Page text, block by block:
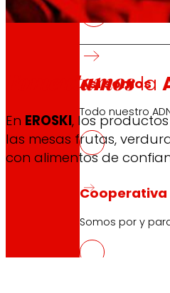
Así somos
Todo nuestro
Cooperativa
Somos por y
Fomentamosla
En EROSKI, los
las mesas frutas,
con alimentos de